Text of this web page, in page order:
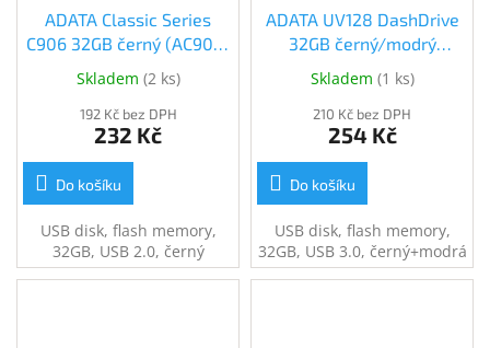
ADATA Classic Series
C906 32GB černý (AC906-
32G-RBK)
Skladem (2 ks)
192 Kč bez DPH
232 Kč
Do košíku
USB disk, flash memory,
32GB, USB 2.0, černý
ADATA UV128 DashDrive
32GB černý/modrý
(AUV128-32G-RBE)
(AUV128-32G-RBE)
Skladem (1 ks)
210 Kč bez DPH
254 Kč
Do košíku
USB disk, flash memory,
32GB, USB 3.0, černý+modrá